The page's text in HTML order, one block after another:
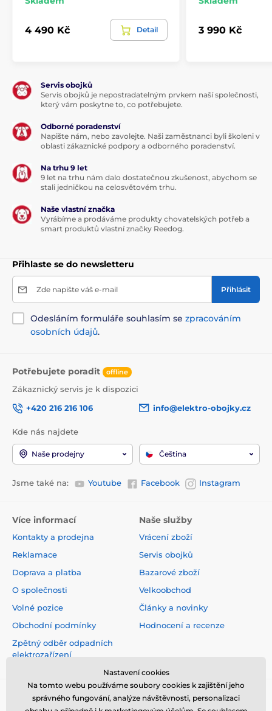
4 490 Kč Detail 3 990 Kč
Servis obojků
Servis obojků je nepostradatelným prvkem naší společnosti,
který vám poskytne to, co potřebujete.
Odborné poradenství
Napište nám, nebo zavolejte. Naši zaměstnanci byli školeni v
oblasti zákaznické podpory a odborného poradenství.
Na trhu 9 let
9 let na trhu nám dalo dostatečnou zkušenost, abychom se
stali jedničkou na celosvětovém trhu.
Naše vlastní značka
Vyrábíme a prodáváme produkty chovatelských potřeb a
smart produktů vlastní značky Reedog.
Přihlaste se do newsletteru
Zde napište váš e-mail Přihlásit
Odesláním formuláře souhlasím se zpracováním
osobních údajů.
Potřebujete poradit offline
Zákaznický servis je k dispozici
+420 216 216 106
info@elektro-obojky.cz
Kde nás najdete
Naše prodejny Čeština
Jsme také na: Youtube Facebook Instagram
Více informací
Kontakty a prodejna
Reklamace
Doprava a platba
O společnosti
Volné pozice
Obchodní podmínky
Zpětný odběr odpadních
elektrozařízení
Naše služby
Vrácení zboží
Servis obojků
Bazarové zboží
Velkoobchod
Články a novinky
Hodnocení a recenze
Nastavení cookies
Na tomto webu používáme soubory cookies k zajištění jeho
správného fungování, analýze návštěvnosti, personalizaci